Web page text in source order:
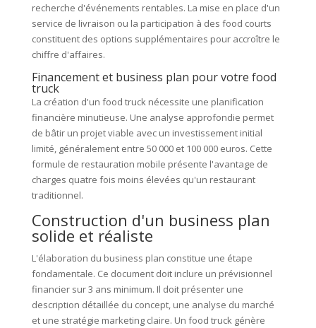
recherche d'événements rentables. La mise en place d'un
service de livraison ou la participation à des food courts
constituent des options supplémentaires pour accroître le
chiffre d'affaires.
Financement et business plan pour votre food
truck
La création d'un food truck nécessite une planification
financière minutieuse. Une analyse approfondie permet
de bâtir un projet viable avec un investissement initial
limité, généralement entre 50 000 et 100 000 euros. Cette
formule de restauration mobile présente l'avantage de
charges quatre fois moins élevées qu'un restaurant
traditionnel.
Construction d'un business plan
solide et réaliste
L'élaboration du business plan constitue une étape
fondamentale. Ce document doit inclure un prévisionnel
financier sur 3 ans minimum. Il doit présenter une
description détaillée du concept, une analyse du marché
et une stratégie marketing claire. Un food truck génère